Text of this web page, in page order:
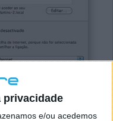
privacidade
e/ou acedemos